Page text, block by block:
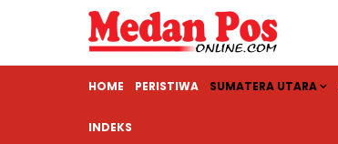
HOME PERISTIWA SUMATERA UTARA
INDEKS